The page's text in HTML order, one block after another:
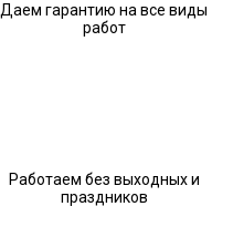
Даем гарантию на все виды
работ
Работаем без выходных и
праздников